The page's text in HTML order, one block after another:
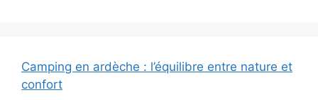
Camping en ardèche : l’équilibre entre nature et
confort